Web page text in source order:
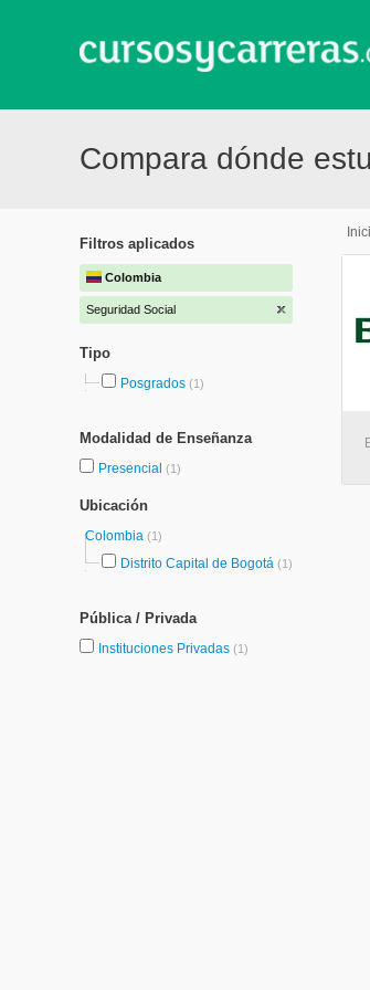
Compara dónde
Filtros aplicados
Colombia
Seguridad Social
Tipo
Posgrados (1)
Modalidad de Enseñanza
Presencial (1)
Ubicación
Colombia (1)
Distrito Capital de Bogotá (1)
Pública / Privada
Instituciones Privadas (1)